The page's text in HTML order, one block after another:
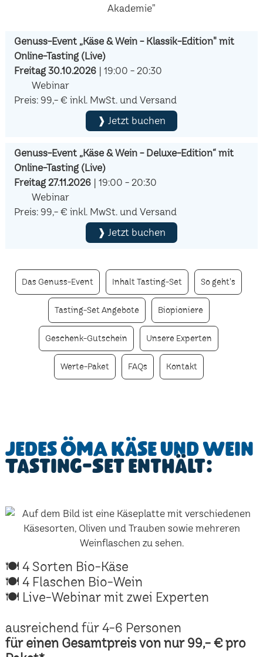
Akademie"
Genuss-Event „Käse & Wein - Klassik-Edition" mit
Online-Tasting (Live)
Freitag 30.10.2026| 19:00 - 20:30
Webinar
Preis: 99,- € inkl. MwSt. und Versand
❱ Jetzt buchen
Genuss-Event „Käse & Wein - Deluxe-Edition“ mit
Online-Tasting (Live)
Freitag 27.11.2026| 19:00 - 20:30
Webinar
Preis: 99,- € inkl. MwSt. und Versand
❱ Jetzt buchen
Das Genuss-Event Inhalt Tasting-Set So geht's
Tasting-Set Angebote Biopioniere
Geschenk-Gutschein Unsere Experten
Werte-Paket FAQs Kontakt
Jedes ÖMA Käse und Wein
Tasting-Set enthält:
🍽 4 Sorten Bio-Käse
🍽 4 Flaschen Bio-Wein
🍽 Live-Webinar mit zwei Experten
ausreichend für 4-6 Personen
für einen Gesamtpreis von nur 99,- € pro